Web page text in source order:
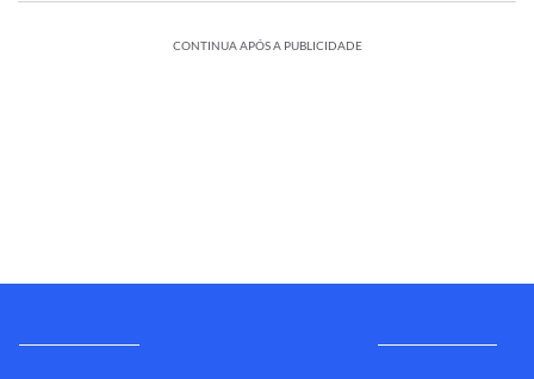
CONTINUA APÓS A PUBLICIDADE